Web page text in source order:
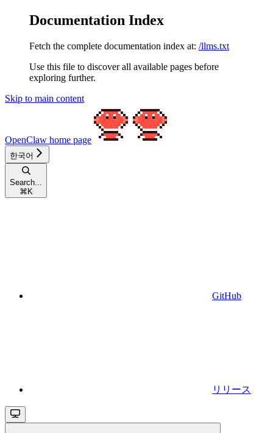
Documentation Index
Fetch the complete documentation index at: /llms.txt
Use this file to discover all available pages before
exploring further.
Skip to main content
OpenClaw home page
한국어
Search...
⌘ K
GitHub
リリース